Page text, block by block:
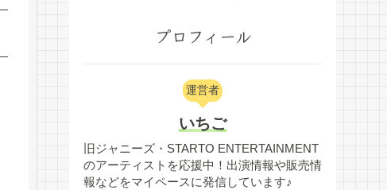
プロフィール
運営者
いちご
旧ジャニーズ・STARTO ENTERTAINMENT
のアーティストを応援中！出演情報や販売情
報などをマイペースに発信しています♪